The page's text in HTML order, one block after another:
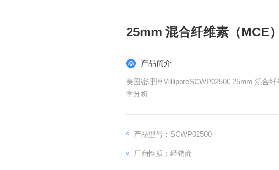
25mm 混合纤维素（MCE
产品简介
美国密理博MilliporeSCWP02500 25mm 混合
学分析
产品型号：SCWP02500
厂商性质：经销商